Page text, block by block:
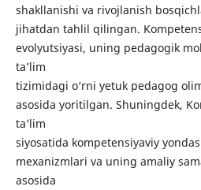
shakllanishi va rivojlanish
jihatdan tahlil qilingan.
evolyutsiyasi, uning pedagogik
ta’lim
tizimidagi o‘rni yetuk pedagog
asosida yoritilgan. Shuningdek,
ta’lim
siyosatida kompetensiyaviy
mexanizmlari va uning amaliy
asosida